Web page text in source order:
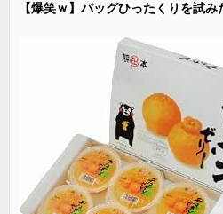
【爆笑ｗ】バッグひったくりを試